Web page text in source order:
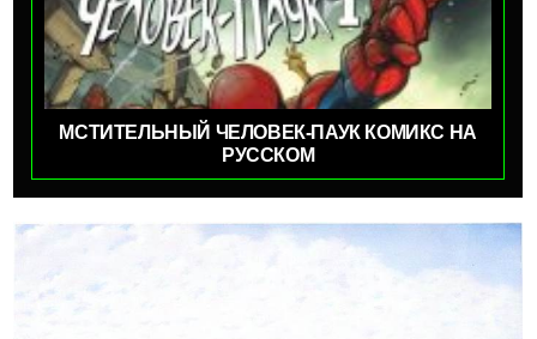
МСТИТЕЛЬНЫЙ ЧЕЛОВЕК-ПАУК КОМИКС НА
РУССКОМ